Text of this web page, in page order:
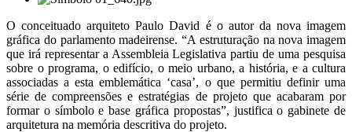
O conceituado arquiteto Paulo David é o autor da nova imagem
gráfica do parlamento madeirense. “A estruturação na nova imagem
que irá representar a Assembleia Legislativa partiu de uma pesquisa
sobre o programa, o edifício, o meio urbano, a história, e a cultura
associadas a esta emblemática ‘casa’, o que permitiu definir uma
série de compreensões e estratégias de projeto que acabaram por
formar o símbolo e base gráfica propostas”, justifica o gabinete de
arquitetura na memória descritiva do projeto.